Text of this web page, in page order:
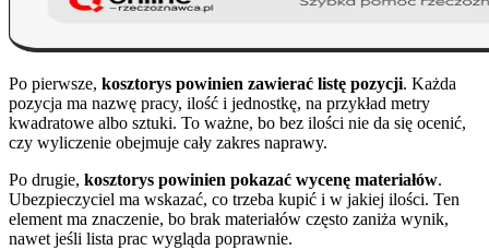
Po pierwsze, kosztorys powinien zawierać listę pozycji. Każda
pozycja ma nazwę pracy, ilość i jednostkę, na przykład metry
kwadratowe albo sztuki. To ważne, bo bez ilości nie da się ocenić,
czy wyliczenie obejmuje cały zakres naprawy.
Po drugie, kosztorys powinien pokazać wycenę materiałów.
Ubezpieczyciel ma wskazać, co trzeba kupić i w jakiej ilości. Ten
element ma znaczenie, bo brak materiałów często zaniża wynik,
nawet jeśli lista prac wygląda poprawnie.